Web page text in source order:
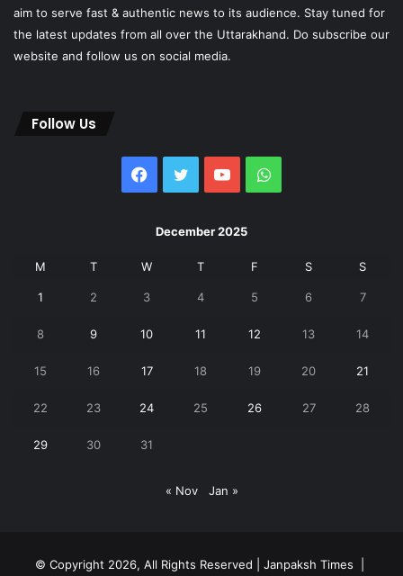
aim to serve fast & authentic news to its audience. Stay tuned for
the latest updates from all over the Uttarakhand. Do subscribe our
website and follow us on social media.
Follow Us
Facebook
Twitter YouTubeWhatsApp
December 2025
M T W T F S S
1 2 3 4 5 6 7
8 9 10 11 12 13 14
15 16 17 18 19 20 21
22 23 24 25 26 27 28
29 30 31
« Nov Jan »
© Copyright 2026, All Rights Reserved | Janpaksh Times |